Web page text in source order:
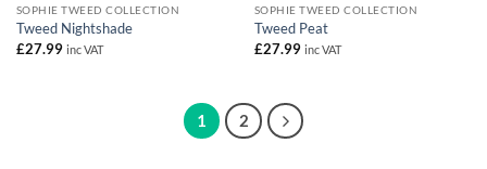
SOPHIE TWEED COLLECTION
Tweed Nightshade
£27.99 inc VAT
SOPHIE TWEED COLLECTION
Tweed Peat
£27.99 inc VAT
1 2